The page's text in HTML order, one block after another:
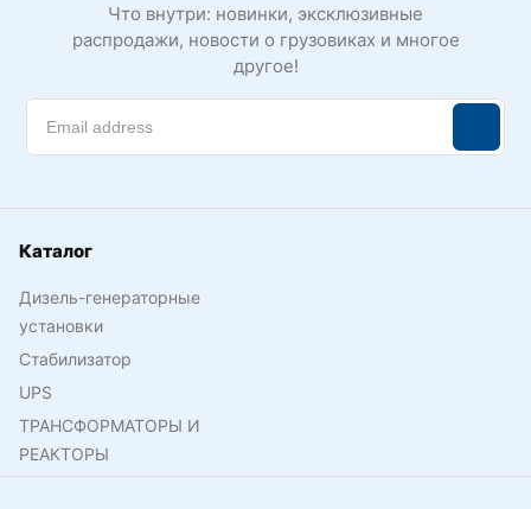
Что внутри: новинки, эксклюзивные
распродажи, новости о грузовиках и многое
другое!
Каталог
Дизель-генераторные
установки
Стабилизатор
UPS
ТРАНСФОРМАТОРЫ И
РЕАКТОРЫ